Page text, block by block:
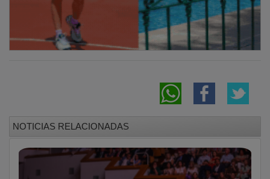
NOTICIAS RELACIONADAS